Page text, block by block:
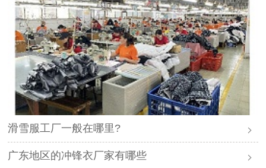
滑雪服工厂一般在哪里?
广东地区的冲锋衣厂家有哪些